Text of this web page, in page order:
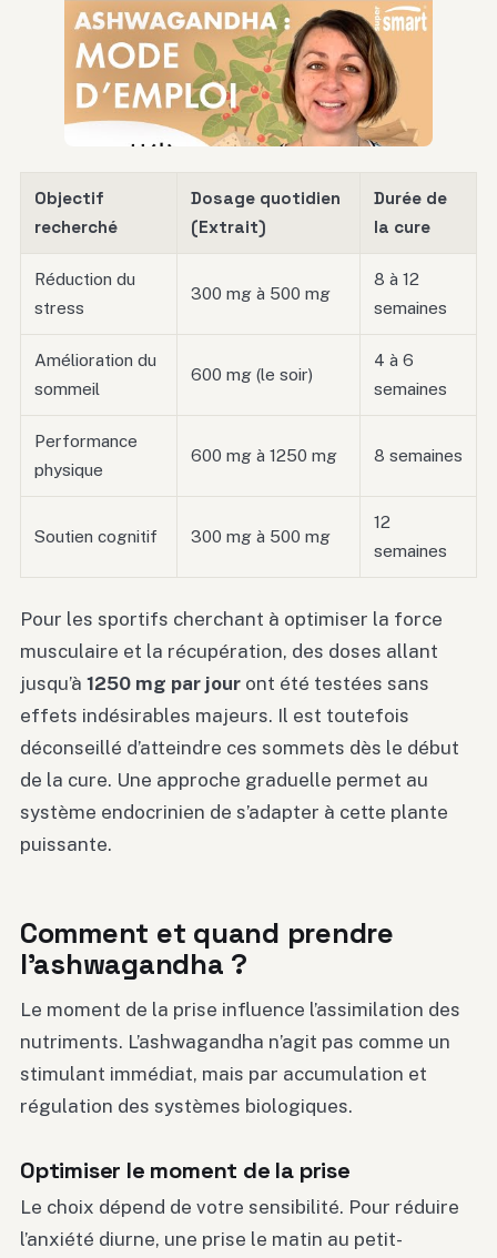
Objectif
recherché
Dosage quotidien
(Extrait)
Durée de
la cure
Réduction du
stress
300 mg à 500 mg
8 à 12
semaines
Amélioration du
sommeil
600 mg (le soir)
4 à 6
semaines
Performance
physique
600 mg à 1250 mg 8 semaines
Soutien cognitif 300 mg à 500 mg
12
semaines
Pour les sportifs cherchant à optimiser la force
musculaire et la récupération, des doses allant
jusqu’à 1250 mg par jour ont été testées sans
effets indésirables majeurs. Il est toutefois
déconseillé d’atteindre ces sommets dès le début
de la cure. Une approche graduelle permet au
système endocrinien de s’adapter à cette plante
puissante.
Comment et quand prendre
l’ashwagandha ?
Le moment de la prise influence l’assimilation des
nutriments. L’ashwagandha n’agit pas comme un
stimulant immédiat, mais par accumulation et
régulation des systèmes biologiques.
Optimiser le moment de la prise
Le choix dépend de votre sensibilité. Pour réduire
l’anxiété diurne, une prise le matin au petit-